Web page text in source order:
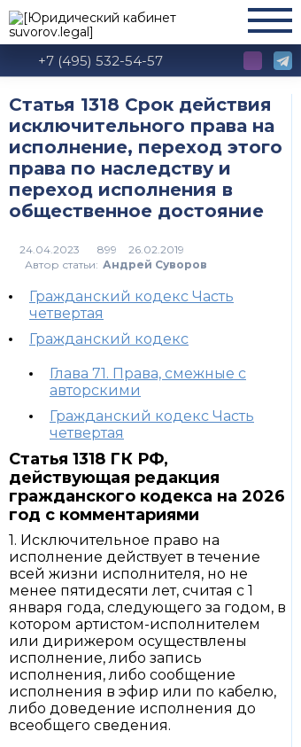
+7 (495) 532-54-57
Статья 1318 Срок действия
исключительного права на
исполнение, переход этого
права по наследству и
переход исполнения в
общественное достояние
899
Автор статьи: Андрей Суворов
Гражданский кодекс Часть
четвертая
Гражданский кодекс
Глава 71. Права, смежные с
авторскими
Гражданский кодекс Часть
четвертая
Статья 1318 ГК РФ,
действующая редакция
гражданского кодекса на 2026
год с комментариями
1. Исключительное право на
исполнение действует в течение
всей жизни исполнителя, но не
менее пятидесяти лет, считая с 1
января года, следующего за годом, в
котором артистом-исполнителем
или дирижером осуществлены
исполнение, либо запись
исполнения, либо сообщение
исполнения в эфир или по кабелю,
либо доведение исполнения до
всеобщего сведения.